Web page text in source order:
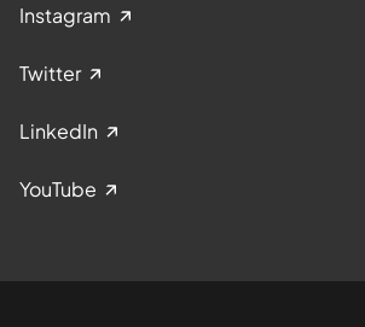
Instagram
Twitter
LinkedIn
YouTube